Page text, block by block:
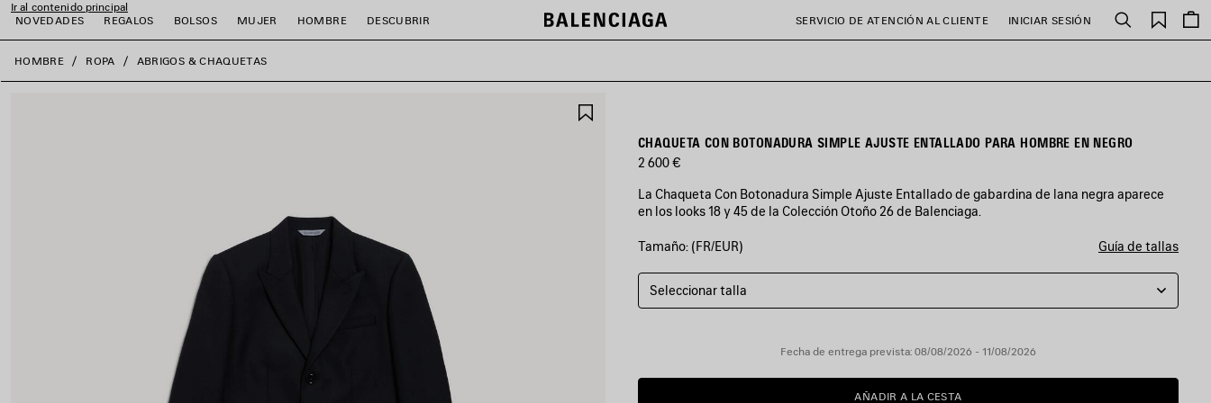
Ir al contenido principal
NOVEDADES
REGALOS BOLSOS MUJER HOMBRE DESCUBRIR SERVICIO DE ATENCIÓN AL CLIENTE INICIAR SESIÓN Buscar
close the banner
HOMBRE ROPA ABRIGOS & CHAQUETAS
FAVORITOSCHAQUETA CON BOTONADURA SIMPLE AJUSTE ENTALLADO PARA HOMBRE EN NEGRO
2 600 €
La Chaqueta Con Botonadura Simple Ajuste Entallado de gabardina de lana negra aparece
en los looks 18 y 45 de la Colección Otoño 26 de Balenciaga.
COLORES
NEGRO
Negro
Tamaño: (FR/EUR) Guía de tallas
Seleccionar talla
Fecha de entrega prevista: 08/08/2026 - 11/08/2026
AÑADIR A LA CESTA